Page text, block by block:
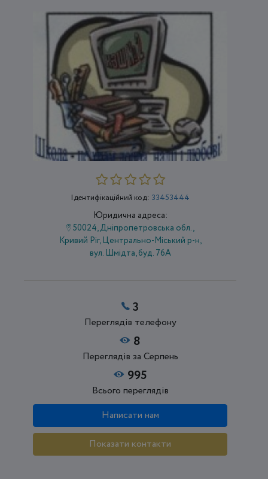
Ідентифікаційний код: 33453444
Юридична адреса:
50024, Дніпропетровська обл.,
Кривий Ріг, Центрально-Міський р-н,
вул. Шмідта, буд. 76А
3
Переглядів телефону
8
Переглядів за Серпень
995
Всього переглядів
Написати нам
Показати контакти